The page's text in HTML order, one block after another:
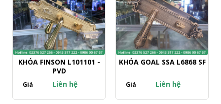
KHÓA FINSON L101101 -
PVD
Giá Liên hệ
KHÓA GOAL SSA L6868 SF
Giá Liên hệ